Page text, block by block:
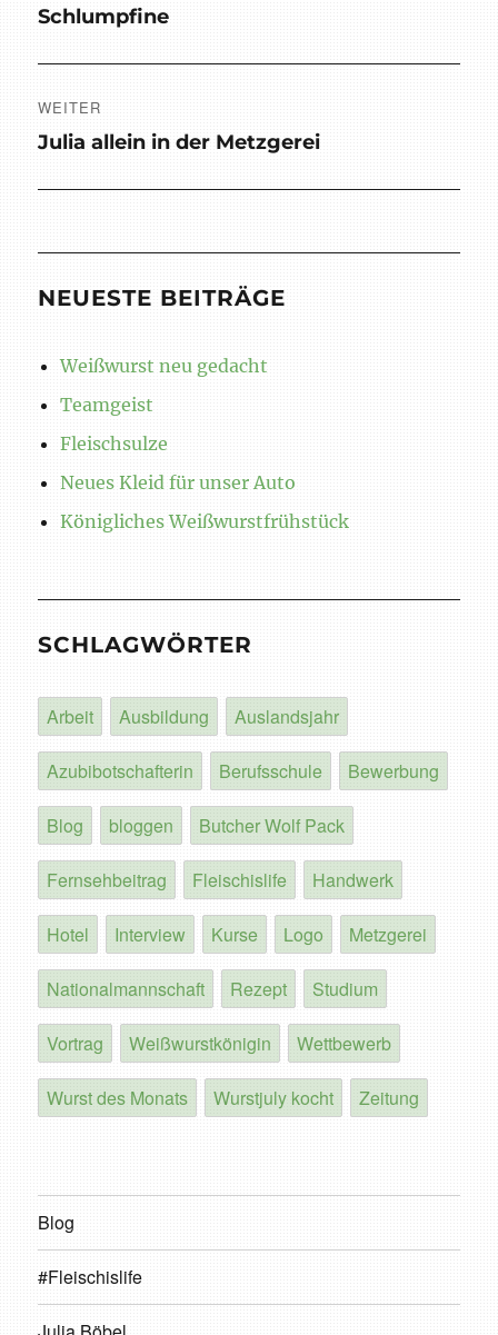
Vorheriger
Schlumpfine
WEITER
Nächster
Julia allein in der Metzgerei
NEUESTE BEITRÄGE
Weißwurst neu gedacht
Teamgeist
Fleischsulze
Neues Kleid für unser Auto
Königliches Weißwurstfrühstück
SCHLAGWÖRTER
Arbeit Ausbildung Auslandsjahr
Azubibotschafterin Berufsschule Bewerbung
Blog bloggen Butcher Wolf Pack
Fernsehbeitrag Fleischislife Handwerk
Hotel Interview Kurse Logo Metzgerei
Nationalmannschaft Rezept Studium
Vortrag Weißwurstkönigin Wettbewerb
Wurst des Monats Wurstjuly kocht Zeitung
Blog
#Fleischislife